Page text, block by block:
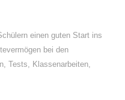
einen guten Start ins
bei den
Tests, Klassenarbeiten,